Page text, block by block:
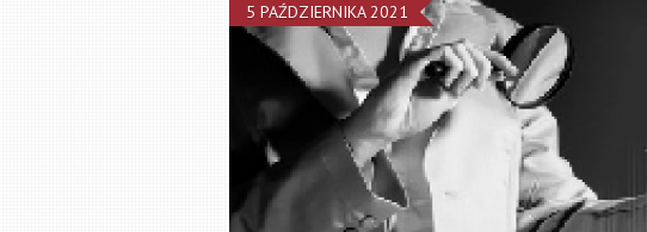
5 PAŹDZIERNIKA 2021